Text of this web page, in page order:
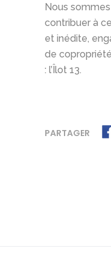
Nous
contribuer à
et inédite,
de
: l’Îlot 13.
PARTAGER